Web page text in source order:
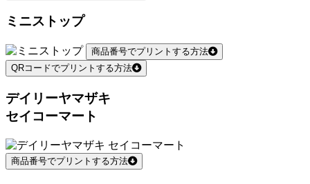
ミニストップ
商品番号でプリントする方法
QRコードでプリントする方法
デイリーヤマザキ
セイコーマート
商品番号でプリントする方法